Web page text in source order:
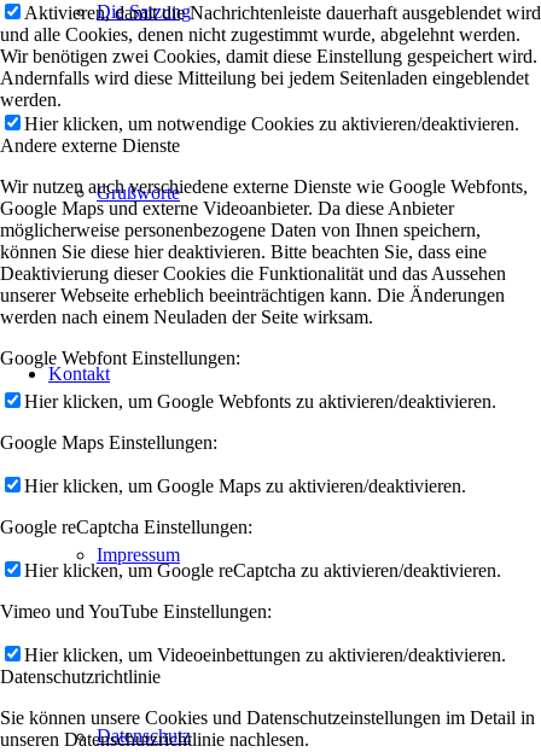
Die Satzung
Grußworte
Kontakt
Impressum
Datenschutz
Aktivieren, damit die Nachrichtenleiste dauerhaft ausgeblendet wird
und alle Cookies, denen nicht zugestimmt wurde, abgelehnt werden.
Wir benötigen zwei Cookies, damit diese Einstellung gespeichert wird.
Andernfalls wird diese Mitteilung bei jedem Seitenladen eingeblendet
werden.
Hier klicken, um notwendige Cookies zu aktivieren/deaktivieren.
Andere externe Dienste
Wir nutzen auch verschiedene externe Dienste wie Google Webfonts,
Google Maps und externe Videoanbieter. Da diese Anbieter
möglicherweise personenbezogene Daten von Ihnen speichern,
können Sie diese hier deaktivieren. Bitte beachten Sie, dass eine
Deaktivierung dieser Cookies die Funktionalität und das Aussehen
unserer Webseite erheblich beeinträchtigen kann. Die Änderungen
werden nach einem Neuladen der Seite wirksam.
Google Webfont Einstellungen:
Hier klicken, um Google Webfonts zu aktivieren/deaktivieren.
Google Maps Einstellungen:
Hier klicken, um Google Maps zu aktivieren/deaktivieren.
Google reCaptcha Einstellungen:
Hier klicken, um Google reCaptcha zu aktivieren/deaktivieren.
Vimeo und YouTube Einstellungen:
Hier klicken, um Videoeinbettungen zu aktivieren/deaktivieren.
Datenschutzrichtlinie
Sie können unsere Cookies und Datenschutzeinstellungen im Detail in
unseren Datenschutzrichtlinie nachlesen.